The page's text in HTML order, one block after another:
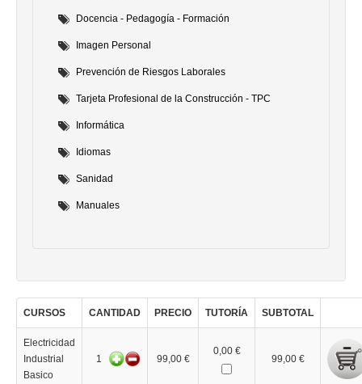
Docencia - Pedagogía - Formación
Imagen Personal
Prevención de Riesgos Laborales
Tarjeta Profesional de la Construcción - TPC
Informática
Idiomas
Sanidad
Manuales
CURSOS CANTIDAD PRECIO TUTORÍA SUBTOTAL
Electricidad
Industrial
Basico
1 99,00 €
0,00 €
99,00 €